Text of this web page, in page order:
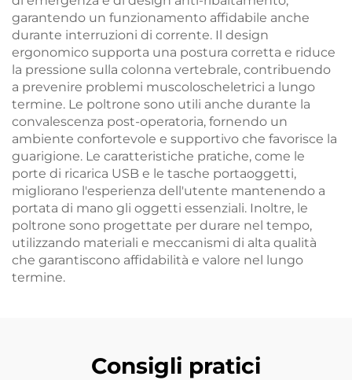
garantendo un funzionamento affidabile anche
durante interruzioni di corrente. Il design
ergonomico supporta una postura corretta e riduce
la pressione sulla colonna vertebrale, contribuendo
a prevenire problemi muscoloscheletrici a lungo
termine. Le poltrone sono utili anche durante la
convalescenza post-operatoria, fornendo un
ambiente confortevole e supportivo che favorisce la
guarigione. Le caratteristiche pratiche, come le
porte di ricarica USB e le tasche portaoggetti,
migliorano l'esperienza dell'utente mantenendo a
portata di mano gli oggetti essenziali. Inoltre, le
poltrone sono progettate per durare nel tempo,
utilizzando materiali e meccanismi di alta qualità
che garantiscono affidabilità e valore nel lungo
termine.
Consigli pratici